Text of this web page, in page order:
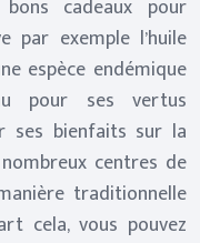
cadeaux pour
par exemple l’huile
espèce endémique
pour ses vertus
ses bienfaits sur la
centres de
traditionnelle
cela, vous pouvez